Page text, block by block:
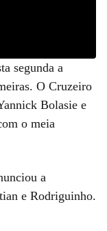
segunda a
O Cruzeiro
Bolasie e
o meia
a
e Rodriguinho.